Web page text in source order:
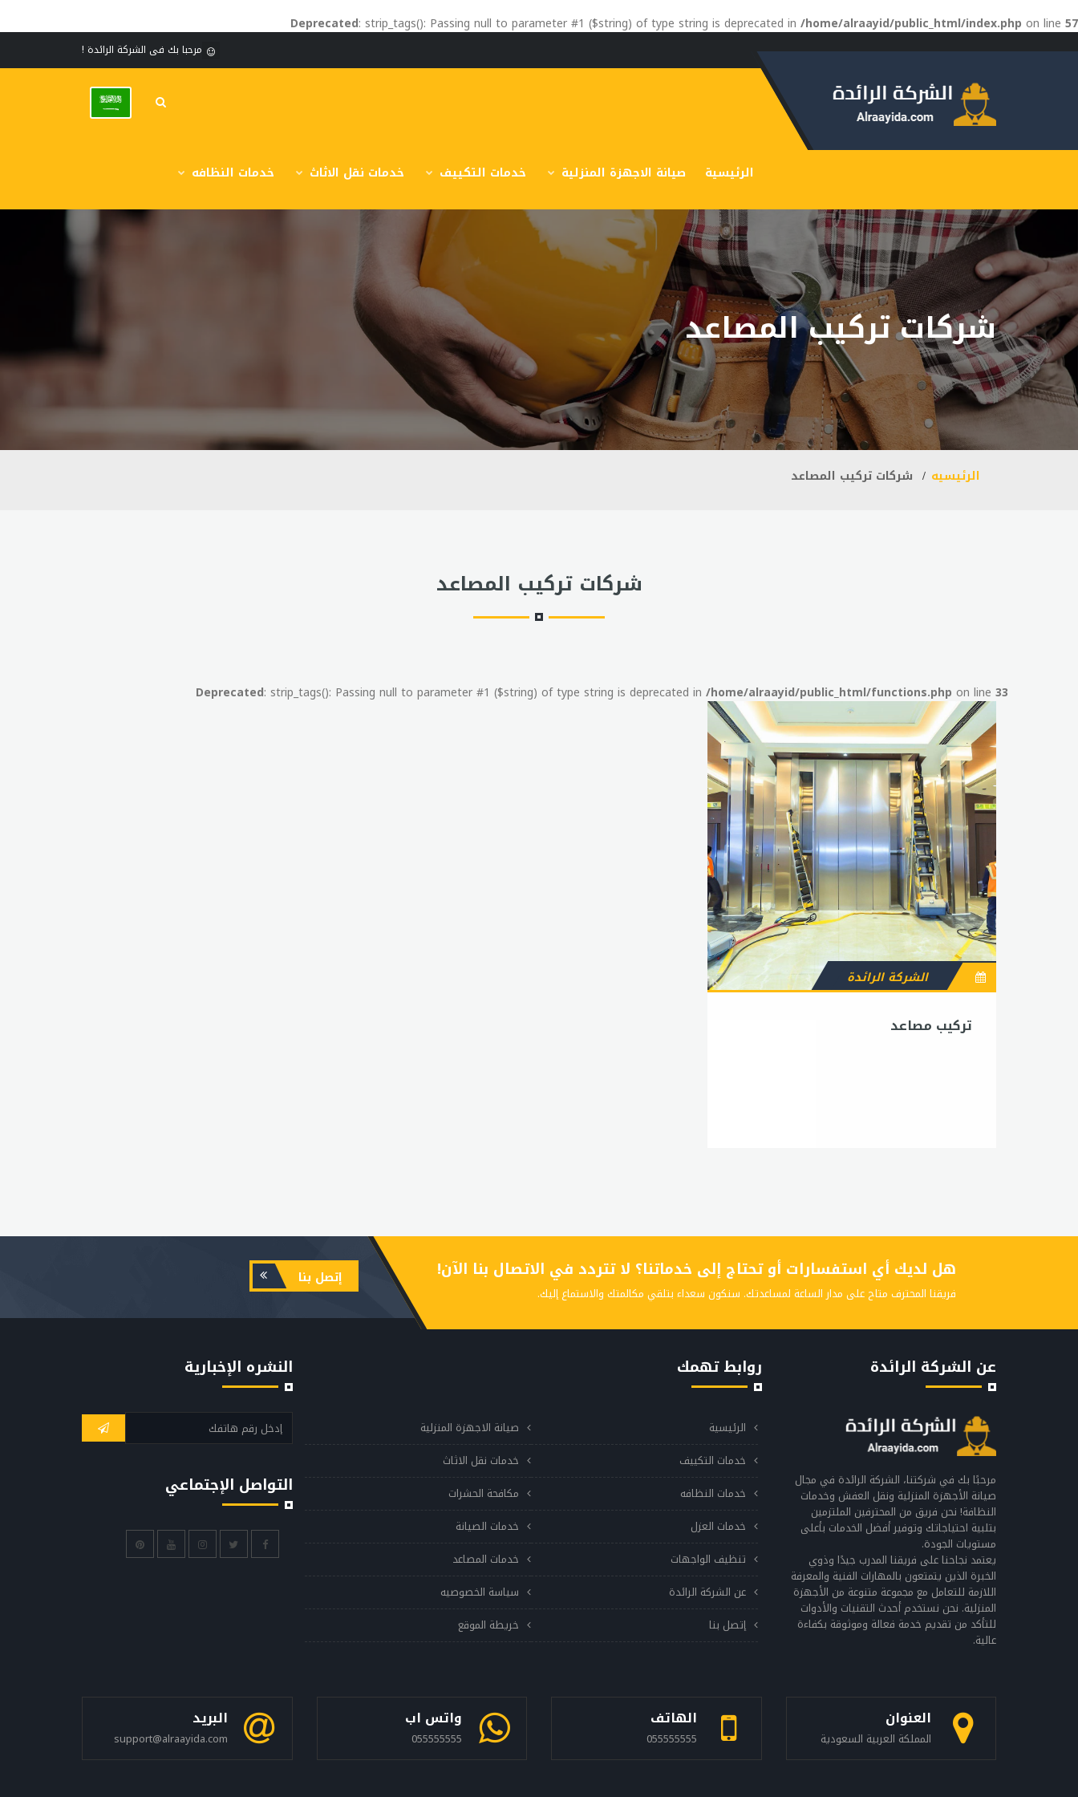
Deprecated: strip_tags(): Passing null to parameter #1 ($string) of type string is deprecated in /home/alraayid/public_html/index.php on line 57
مرحبا بك فى الشركة الرائدة !
الرئيسية صيانة الاجهزة المنزلية خدمات التكييف خدمات نقل الاثاث خدمات النظافه
شركات تركيب المصاعد
الرئيسيه شركات تركيب المصاعد
شركات تركيب المصاعد
Deprecated: strip_tags(): Passing null to parameter #1 ($string) of type string is deprecated in /home/alraayid/public_html/functions.php on line 33
تركيب مصاعد
الشركة الرائدة
هل لديك أي استفسارات أو تحتاج إلى خدماتنا؟ لا تتردد في الاتصال بنا الآن!
فريقنا المحترف متاح على مدار الساعة لمساعدتك. سنكون سعداء بتلقي مكالمتك والاستماع إليك.
إتصل بنا
عن الشركة الرائدة
مرحبًا بك في شركتنا، الشركة الرائدة في مجال
صيانة الأجهزة المنزلية ونقل العفش وخدمات
النظافة! نحن فريق من المحترفين الملتزمين
بتلبية احتياجاتك وتوفير أفضل الخدمات بأعلى
مستويات الجودة.
يعتمد نجاحنا على فريقنا المدرب جيدًا وذوي
الخبرة الذين يتمتعون بالمهارات الفنية والمعرفة
اللازمة للتعامل مع مجموعة متنوعة من الأجهزة
المنزلية. نحن نستخدم أحدث التقنيات والأدوات
للتأكد من تقديم خدمة فعالة وموثوقة بكفاءة
عالية.
روابط تهمك
الرئيسية
صيانة الاجهزة المنزلية
خدمات التكييف
خدمات نقل الاثاث
خدمات النظافه
مكافحة الحشرات
خدمات العزل
خدمات الصيانة
تنظيف الواجهات
خدمات المصاعد
عن الشركة الرائدة
سياسة الخصوصيه
إتصل بنا
خريطة الموقع
النشره الإخبارية
التواصل الإجتماعي
العنوان
المملكة العربية السعودية
الهاتف
055555555
واتس اب
055555555
البريد
support@alraayida.com